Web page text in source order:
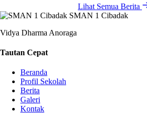
Lihat Semua Berita
SMAN 1 Cibadak
Vidya Dharma Anoraga
Tautan Cepat
Beranda
Profil Sekolah
Berita
Galeri
Kontak